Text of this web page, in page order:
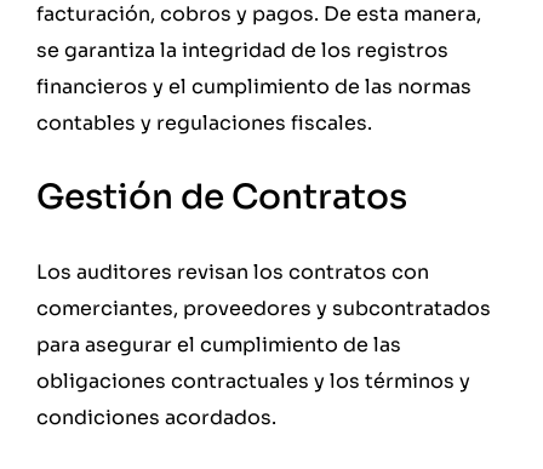
facturación, cobros y pagos. De esta manera,
se garantiza la integridad de los registros
financieros y el cumplimiento de las normas
contables y regulaciones fiscales.
Gestión de Contratos
Los auditores revisan los contratos con
comerciantes, proveedores y subcontratados
para asegurar el cumplimiento de las
obligaciones contractuales y los términos y
condiciones acordados.